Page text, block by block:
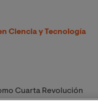
Ciencia y Tecnología
Cuarta Revolución
artificial y el